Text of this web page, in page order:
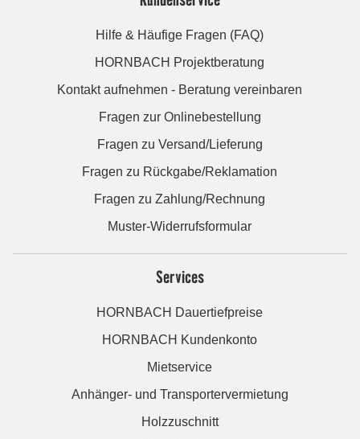
Hilfe & Häufige Fragen (FAQ)
HORNBACH Projektberatung
Kontakt aufnehmen - Beratung vereinbaren
Fragen zur Onlinebestellung
Fragen zu Versand/Lieferung
Fragen zu Rückgabe/Reklamation
Fragen zu Zahlung/Rechnung
Muster-Widerrufsformular
Services
HORNBACH Dauertiefpreise
HORNBACH Kundenkonto
Mietservice
Anhänger- und Transportervermietung
Holzzuschnitt